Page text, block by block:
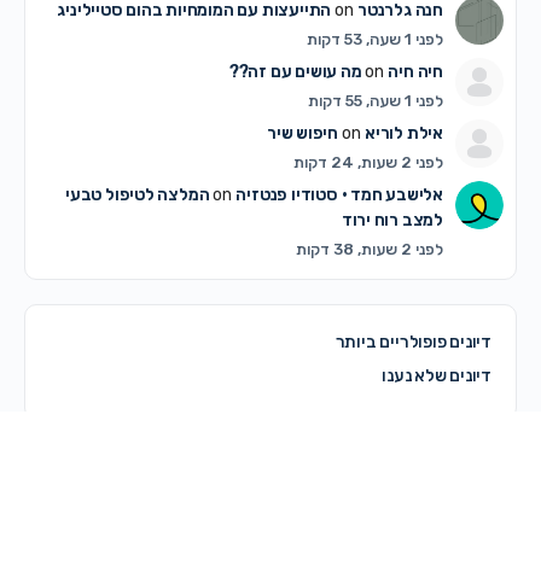
חנה גלרנטרon התייעצות עם המומחיות בהום סטייליניג
לפני 1 שעה, 53 דקות
חיה חיהon מה עושים עם זה??
לפני 1 שעה, 55 דקות
אילת לוריאon חיפוש שיר
לפני 2 שעות, 24 דקות
אלישבע חמד • סטודיו פנטזיהon
המלצה לטיפול טבעי
למצב רוח ירוד
לפני 2 שעות, 38 דקות
דיונים פופולריים ביותר
דיונים שלא נענו